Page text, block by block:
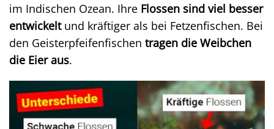
im Indischen Ozean. Ihre Flossen sind viel besser
entwickeltund kräftiger als bei Fetzenfischen. Bei
den Geisterpfeifenfischen tragen die Weibchen
die Eier aus.